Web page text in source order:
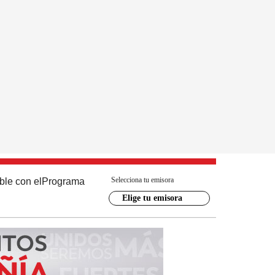
con el Programa Selecciona tu emisora
Elige tu emisora